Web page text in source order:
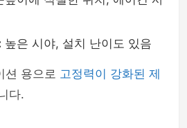
높은 시야, 설치 난이도 있음
션 용으로 고정력이 강화된 제
다.